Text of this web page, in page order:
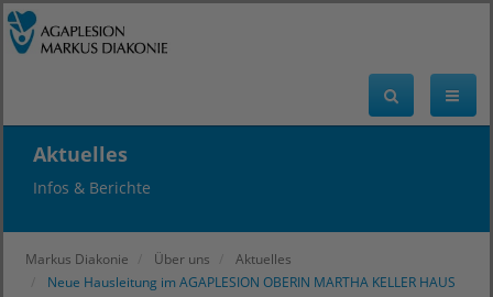
Aktuelles
Infos & Berichte
Markus Diakonie Über uns
Aktuelles
Neue Hausleitung im AGAPLESION OBERIN MARTHA KELLER HAUS